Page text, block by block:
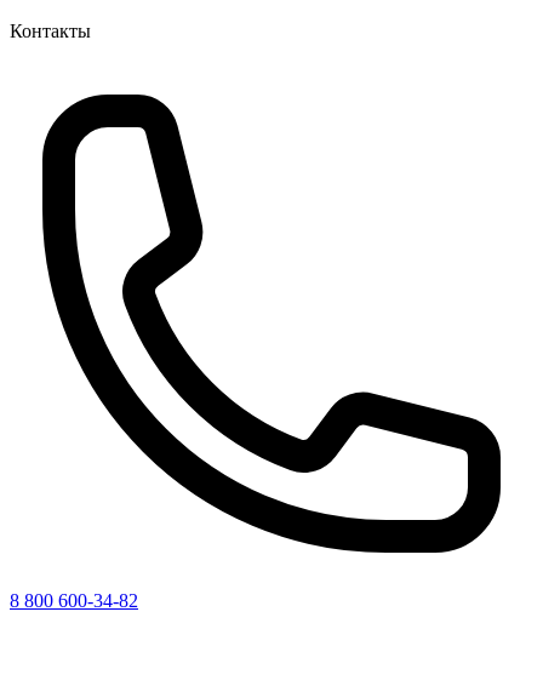
Контакты
8 800 600-34-82